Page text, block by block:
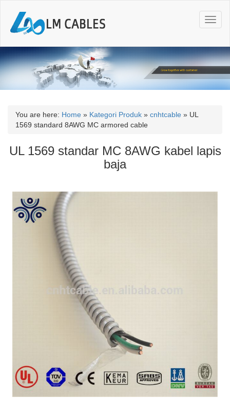
T
o
g
l
n
a
i
You are here: Home » Kategori Produk » cnhtcable » UL
1569 standard 8AWG MC armored cable
UL 1569 standar MC 8AWG kabel lapis
baja